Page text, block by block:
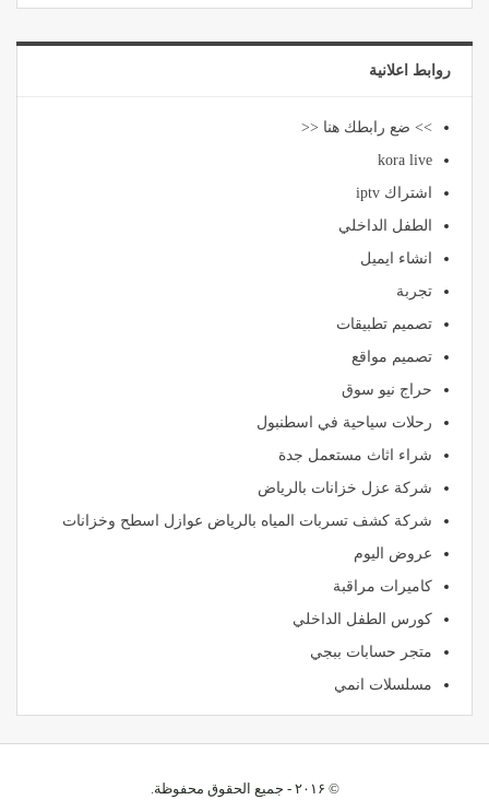
روابط اعلانية
>> ضع رابطك هنا <<
kora live
اشتراك iptv
الطفل الداخلي
انشاء ايميل
تجربة
تصميم تطبيقات
تصميم مواقع
حراج نيو سوق
رحلات سياحية في اسطنبول
شراء اثاث مستعمل جدة
شركة عزل خزانات بالرياض
شركة كشف تسربات المياه بالرياض عوازل اسطح وخزانات
عروض اليوم
كاميرات مراقبة
كورس الطفل الداخلي
متجر حسابات ببجي
مسلسلات انمي
© ۲۰۱۶ - جميع الحقوق محفوظة.